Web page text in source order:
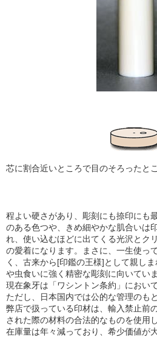
芯に割合近いところで目のそろったと
程よい硬さがあり、彫刻にも捺印にも
のある色つや、きめ細やかな肌合いは
れ、使い込むほどに出てくる光沢とク
の愛着になります。まさに、一生使っ
く、古来から[印鑑の王様]として親し
や虫食いに強く精密な彫刻に向いていま
現在象牙は「ワシントン条約」におい
ただし、日本国内では公的な管理のも
弊店で扱っている印材は、輸入禁止前
された際の材料の合法的なものを使用
在庫量は年々減っており、希少価値が